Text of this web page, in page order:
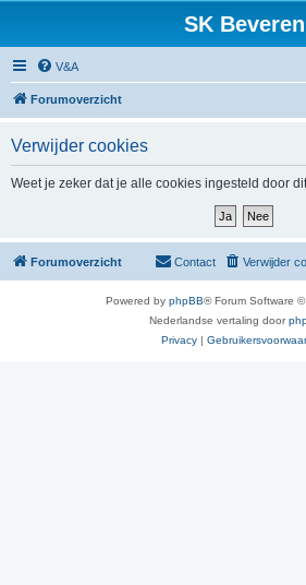
SK Beveren
V&A
Forumoverzicht
Verwijder cookies
Weet je zeker dat je alle cookies ingesteld door
Forumoverzicht Verwijder
Contact
Powered by phpBB® Forum Software
Nederlandse vertaling door
Privacy |